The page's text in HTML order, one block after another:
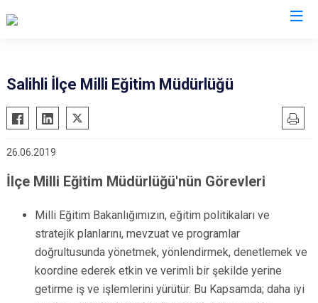
Ahmetli
Akhisar
Alaşehir
Demirci
Gördes
Kırkağaç
Köprübaşı
Selendi
Turgutlu
Şehzadeler
Yunusemre
Salihli İlçe Milli Eğitim Müdürlüğü
26.06.2019
İlçe Milli Eğitim Müdürlüğü'nün Görevleri
Milli Eğitim Bakanlığımızın, eğitim politikaları ve
stratejik planlarını, mevzuat ve programlar
doğrultusunda yönetmek, yönlendirmek, denetlemek ve
koordine ederek etkin ve verimli bir şekilde yerine
getirme iş ve işlemlerini yürütür. Bu Kapsamda; daha iyi